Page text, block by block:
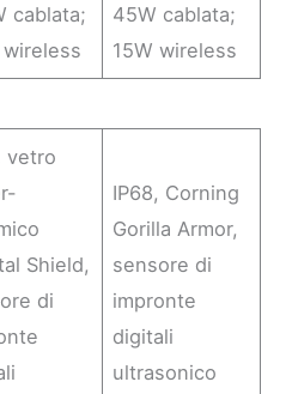
cablata;
45W cablata;
15W wireless
vetro
Shield,
di
IP68, Corning
Gorilla Armor,
sensore di
impronte
digitali
ultrasonico